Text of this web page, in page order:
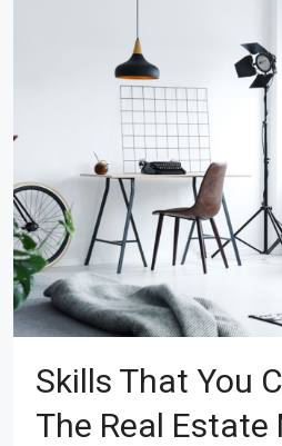
Skills That You
The Real Estate